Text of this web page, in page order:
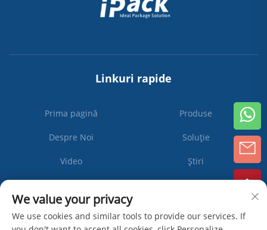
Linkuri rapide
Prima pagină Produse
Despre Noi Soluție
Video Știri
We value your privacy
We use cookies and similar tools to provide our services. If